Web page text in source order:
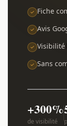
Fiche
Avis
Visibilité
Sans
+300%
de visibilité